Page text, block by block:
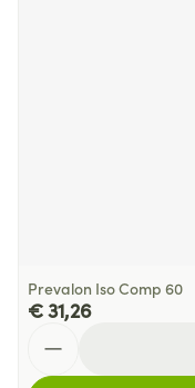
Prevalon Iso Comp 60
€ 31,26